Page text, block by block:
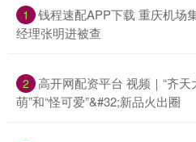
1
钱程速配APP下载 重庆机场
经理张明进被查
2 高开网配资平台 视频｜“齐天
萌”和“怪可爱”&#32;新品火出圈